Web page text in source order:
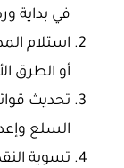
في بداية
استلام
أو الطرق
تحديث
السلع
تسوية